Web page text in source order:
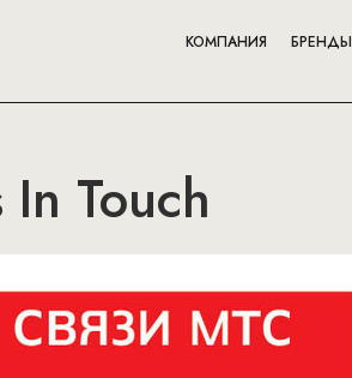
КОМПАНИЯ БРЕНДЫ
Touch